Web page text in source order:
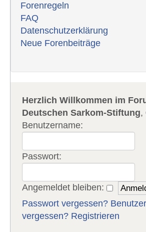
Forenregeln
FAQ
Datenschutzerklärung
Neue Forenbeiträge
Herzlich Willkommen im
Deutschen Sarkom-Stiftung,
Benutzername:
Passwort:
Angemeldet bleiben:
Passwort vergessen?
vergessen? Registrieren